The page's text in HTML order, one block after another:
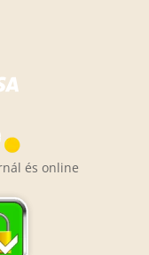
és online